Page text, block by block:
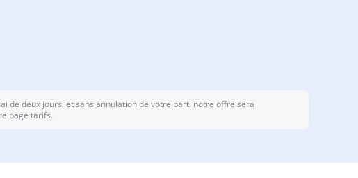
de deux jours, et sans annulation de votre part, notre offre sera
page tarifs.